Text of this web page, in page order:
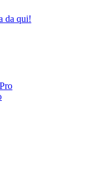
da qui!